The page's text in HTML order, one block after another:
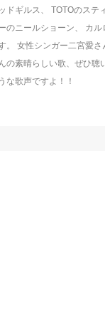
ッドギルス、 TOTOのステ
のニールショーン、 カ
。 女性シンガー二宮愛
の素晴らしい歌、ぜひ聴
うな歌声ですよ！！